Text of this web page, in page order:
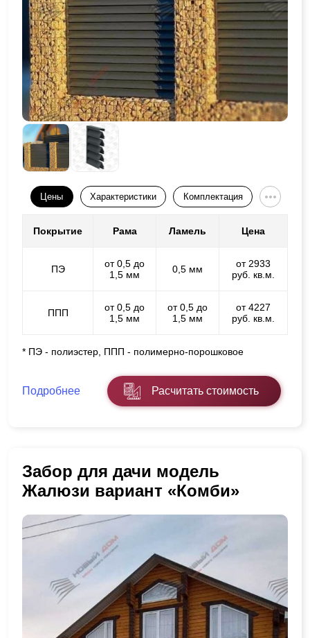
Цены Характеристики Комплектация
Покрытие Рама Ламель Цена
ПЭ
от 0,5 до
1,5 мм
0,5 мм
от 2933
руб. кв.м.
ППП
от 0,5 до
1,5 мм
от 0,5 до
1,5 мм
от 4227
руб. кв.м.
* ПЭ - полиэстер, ППП - полимерно-порошковое
Подробнее Расчитать стоимость
Забор для дачи модель
Жалюзи вариант «Комби»